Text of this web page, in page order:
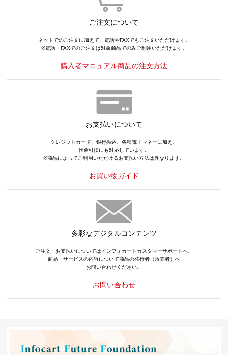
ご注文について
ネットでのご注文に加えて、電話やFAXでもご注文いただけます。
※電話・FAXでのご注文は対象商品でのみご利用いただけます。
購入者マニュアル商品の注文方法
お支払いについて
クレジットカード、銀行振込、各種電子マネーに加え、
代金引換にも対応しています。
※商品によってご利用いただけるお支払い方法は異なります。
お買い物ガイド
多彩なデジタルコンテンツ
ご注文・お支払いについてはインフォカートカスタマーサポートへ、
商品・サービスの内容について商品の発行者（販売者）へ
お問い合わせください。
お問い合わせ